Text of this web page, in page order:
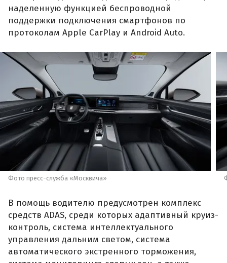
наделенную функцией беспроводной
поддержки подключения смартфонов по
протоколам Apple CarPlay и Android Auto.
Фото пресс-служба «Москвича»
В помощь водителю предусмотрен комплекс
средств ADAS, среди которых адаптивный круиз-
контроль, система интеллектуального
управления дальним светом, система
автоматического экстренного торможения,